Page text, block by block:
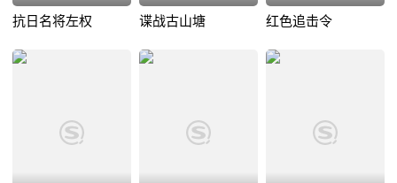
抗日名将左权 谍战古山塘 红色追击令